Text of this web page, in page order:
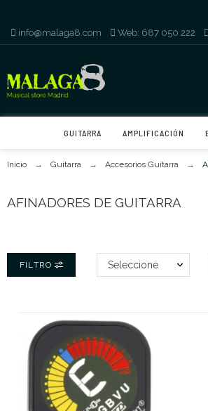
info@malaga8.com Web: 687 050 222
GUITARRA AMPLIFICACIÓN
Inicio Guitarra Accesorios Guitarra
AFINADORES DE GUITARRA
FILTRO Seleccione